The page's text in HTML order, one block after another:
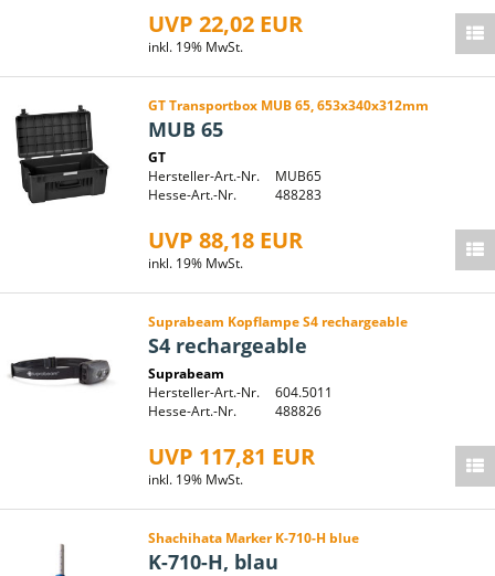
UVP 22,02 EUR
inkl. 19% MwSt.
GT Transportbox MUB 65, 653x340x312mm
MUB 65
GT
Hersteller-Art.-Nr.
MUB65
Hesse-Art.-Nr.
488283
UVP 88,18 EUR
inkl. 19% MwSt.
Suprabeam Kopflampe S4 rechargeable
S4 rechargeable
Suprabeam
Hersteller-Art.-Nr.
604.5011
Hesse-Art.-Nr.
488826
UVP 117,81 EUR
inkl. 19% MwSt.
Shachihata Marker K-710-H blue
K-710-H, blau